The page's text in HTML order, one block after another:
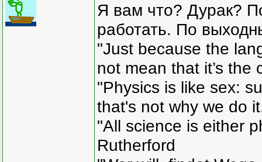
Я вам что? Дурак?
работать. По
"Just because the
not mean that it’s the
"Physics is like sex:
that's not why we do
"All science is either
Rutherford